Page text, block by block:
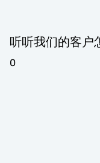
听听我们的客户
0